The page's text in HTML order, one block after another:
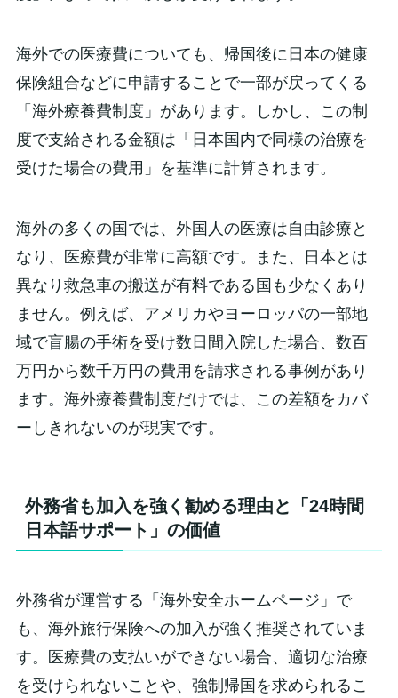
海外での医療費についても、帰国後に日本の健康
保険組合などに申請することで一部が戻ってくる
「海外療養費制度」があります。しかし、この制
度で支給される金額は「日本国内で同様の治療を
受けた場合の費用」を基準に計算されます。
海外の多くの国では、外国人の医療は自由診療と
なり、医療費が非常に高額です。また、日本とは
異なり救急車の搬送が有料である国も少なくあり
ません。例えば、アメリカやヨーロッパの一部地
域で盲腸の手術を受け数日間入院した場合、数百
万円から数千万円の費用を請求される事例があり
ます。海外療養費制度だけでは、この差額をカバ
ーしきれないのが現実です。
外務省も加入を強く勧める理由と「24時間
日本語サポート」の価値
外務省が運営する「海外安全ホームページ」で
も、海外旅行保険への加入が強く推奨されていま
す。医療費の支払いができない場合、適切な治療
を受けられないことや、強制帰国を求められるこ